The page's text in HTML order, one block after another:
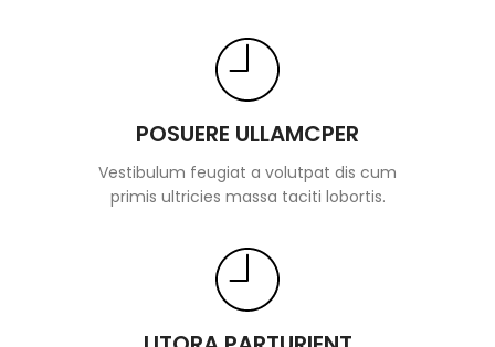
POSUERE ULLAMCPER
Vestibulum feugiat a volutpat dis cum
primis ultricies massa taciti lobortis.